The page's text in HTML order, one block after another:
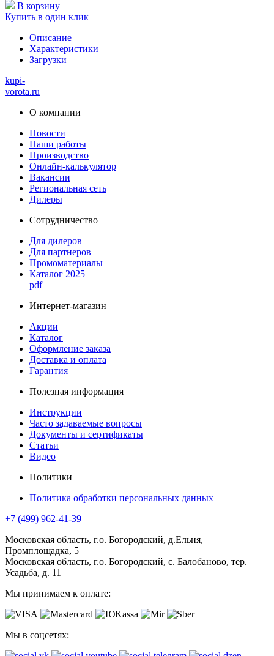
В корзину
Купить в один клик
Описание
Характеристики
Загрузки
kupi-
vorota.ru
О компании
Новости
Наши работы
Производство
Онлайн-калькулятор
Вакансии
Региональная сеть
Дилеры
Сотрудничество
Для дилеров
Для партнеров
Промоматериалы
Каталог 2025
pdf
Интернет-магазин
Акции
Каталог
Оформление заказа
Доставка и оплата
Гарантия
Полезная информация
Инструкции
Часто задаваемые вопросы
Документы и сертификаты
Статьи
Видео
Политики
Политика обработки персональных данных
+7 (499) 962-41-39
Московская область, г.о. Богородский, д.Ельня,
Промплощадка, 5
Московская область, г.о. Богородский, с. Балобаново, тер.
Усадьба, д. 11
Мы принимаем к оплате:
Мы в соцсетях: